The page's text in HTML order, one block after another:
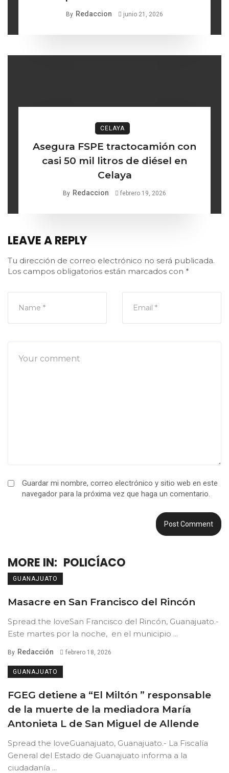
By Redaccion junio 21, 2026
CELAYA
Asegura FSPE tractocamión con
casi 50 mil litros de diésel en
Celaya
By Redaccion febrero 19, 2026
LEAVE A REPLY
Tu dirección de correo electrónico no será publicada.
Los campos obligatorios están marcados con *
Guardar mi nombre, correo electrónico y sitio web en este
navegador para la próxima vez que haga un comentario.
MORE IN: POLICÍACO
GUANAJUATO
Masacre en San Francisco del Rincón
Spread the loveSan Francisco del Rincón, Guanajuato.-
Este martes por la noche, en el municipio ...
By Redacción febrero 18, 2026
GUANAJUATO
FGEG detiene a “El Miltón ” responsable
de la muerte de la mediadora María
Antonieta L de San Miguel de Allende
Spread the loveGuanajuato, Guanajuato.- La Fiscalía
General del Estado de Guanajuato informa a la
ciudadanía ...